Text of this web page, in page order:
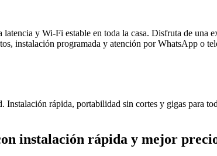
y Wi-Fi estable en toda la casa. Disfruta de una
instalación programada y atención por WhatsApp o
rápida, portabilidad sin cortes y gigas para
instalación rápida y mejor